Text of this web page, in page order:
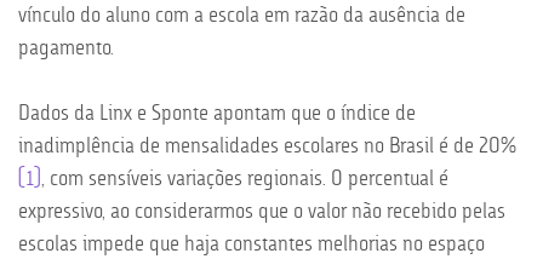
vínculo do aluno com a escola em razão da ausência de
pagamento.
Dados da Linx e Sponte apontam que o índice de
inadimplência de mensalidades escolares no Brasil é de 20%
[1] , com sensíveis variações regionais. O percentual é
expressivo, ao considerarmos que o valor não recebido pelas
escolas impede que haja constantes melhorias no espaço